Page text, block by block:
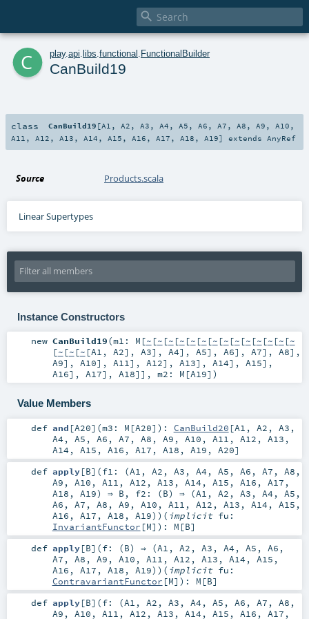

c play. api libs functional FunctionalBuilder
CanBuild19
class CanBuild19 [A1 , A2 , A3 , A4 , A5 , A6 , A7 , A8 , A9 , A10 ,
A11 , A12 , A13 , A14 , A15 , A16 , A17 , A18 , A19] extends AnyRef
Source Products.scala
Linear Supertypes
Instance Constructors
new CanBuild19(m1: M [~ [~ [~ [~ [~ [~ [~ [~ [~ [~ [~ [~ [~ [~
[~ [~ [~ [A1 , A2], A3], A4], A5], A6], A7], A8],
A9], A10], A11], A12], A13], A14], A15],
A16], A17], A18]] , m2: M [A19] )
Value Members
def and [A20] (m3: M [A20] ) : CanBuild20 [A1 , A2 , A3 ,
A4 , A5 , A6 , A7 , A8 , A9 , A10 , A11 , A12 , A13 ,
A14 , A15 , A16 , A17 , A18 , A19 , A20]
def apply[B] (f1: (A1 , A2 , A3 , A4 , A5 , A6 , A7 , A8 ,
A9 , A10 , A11 , A12 , A13 , A14 , A15 , A16 , A17 ,
A18 , A19) ⇒ B , f2: (B) ⇒ (A1 , A2 , A3 , A4 , A5 ,
A6 , A7 , A8 , A9 , A10 , A11 , A12 , A13 , A14 , A15 ,
A16 , A17 , A18 , A19) ) ( implicit fu:
InvariantFunctor [M] ) : M [B]
def apply[B] (f: (B) ⇒ (A1 , A2 , A3 , A4 , A5 , A6 ,
A7 , A8 , A9 , A10 , A11 , A12 , A13 , A14 , A15 ,
A16 , A17 , A18 , A19) ) ( implicit fu:
ContravariantFunctor [M] ) : M [B]
def apply[B] (f: (A1 , A2 , A3 , A4 , A5 , A6 , A7 , A8 ,
A9 , A10 , A11 , A12 , A13 , A14 , A15 , A16 , A17 ,